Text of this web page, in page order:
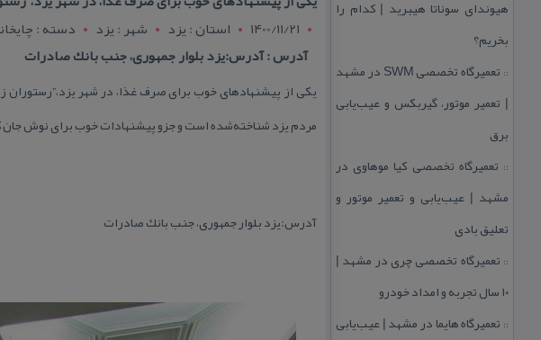
هیوندای سوناتا هیبرید | كدام را
بخریم؟
::
تعمیرگاه تخصصی SWM در مشهد
| تعمیر موتور، گیربكس و عیب‌یابی
برق
:: تعمیرگاه تخصصی كیا موهاوی در
مشهد | عیب‌یابی و تعمیر موتور و
تعلیق بادی
:: تعمیرگاه تخصصی چری در مشهد |
۱۰ سال تجربه و امداد خودرو
:: تعمیرگاه هایما در مشهد | عیب‌یابی
1400/11/21
استان : يزد شهر : يزد
دسته :
آدرس : آدرس:یزد بلوار جمهوری، جنب بانك صادرات
یكی از پیشنهاد‌های خوب برای صرف غذا، در شهر یزد،”رستوران
مردم یزد شناخته‌شده است و جزو پیشنهادات خوب برای نوش
آدرس:یزد بلوار جمهوری، جنب بانك صادرات